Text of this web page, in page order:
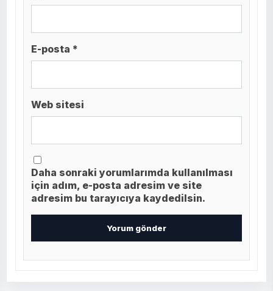
E-posta *
Web sitesi
Daha sonraki yorumlarımda kullanılması
için adım, e-posta adresim ve site
adresim bu tarayıcıya kaydedilsin.